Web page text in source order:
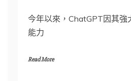
今年以來，ChatGPT因其強
能力
Read More